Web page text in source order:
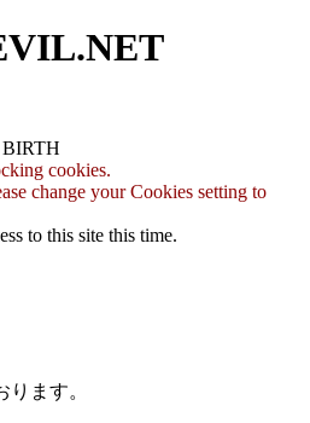
cookies.
change your Cookies setting to
to this site this time.
ます。